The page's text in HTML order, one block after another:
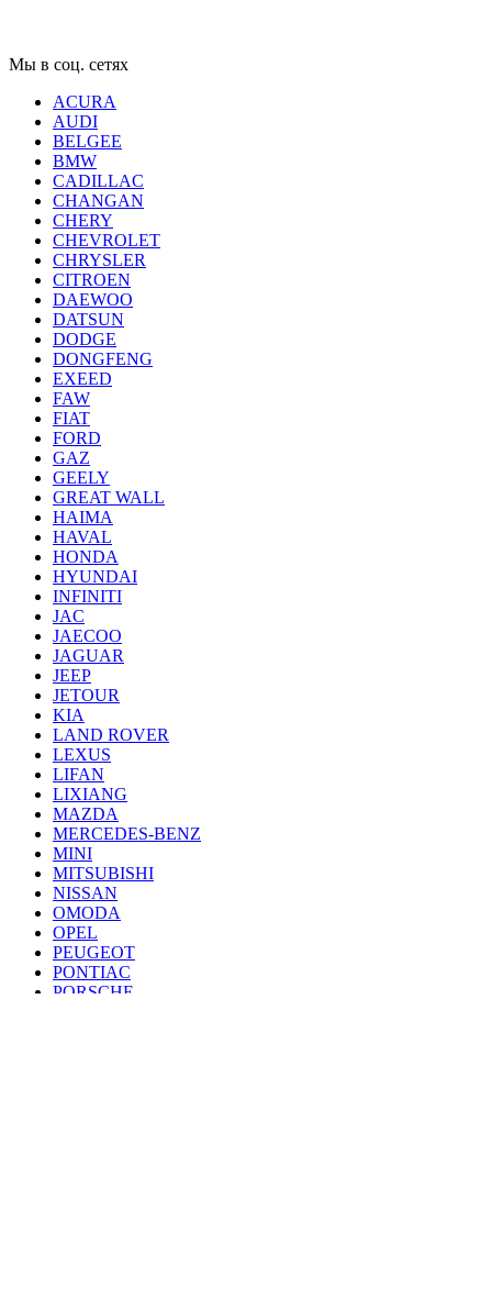
Мы в соц. сетях
ACURA
AUDI
BELGEE
BMW
CADILLAC
CHANGAN
CHERY
CHEVROLET
CHRYSLER
CITROEN
DAEWOO
DATSUN
DODGE
DONGFENG
EXEED
FAW
FIAT
FORD
GAZ
GEELY
GREAT WALL
HAIMA
HAVAL
HONDA
HYUNDAI
INFINITI
JAC
JAECOO
JAGUAR
JEEP
JETOUR
KIA
LAND ROVER
LEXUS
LIFAN
LIXIANG
MAZDA
MERCEDES-BENZ
MINI
MITSUBISHI
NISSAN
OMODA
OPEL
PEUGEOT
PONTIAC
PORSCHE